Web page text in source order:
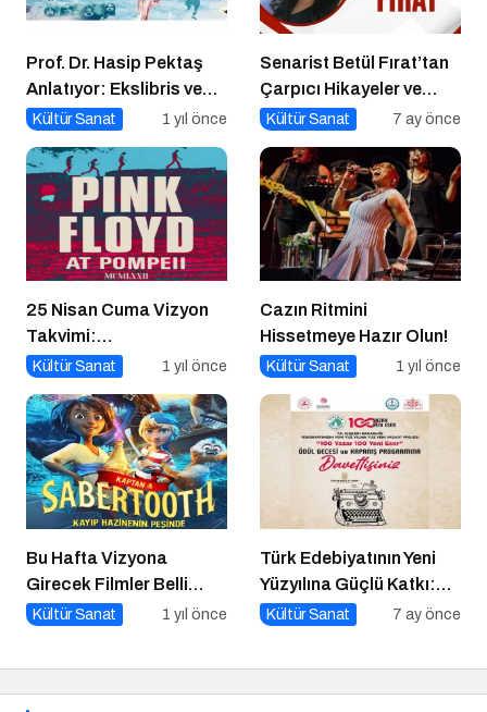
Prof. Dr. Hasip Pektaş
Anlatıyor: Ekslibris ve
Yeni Kültürel Formlar
Kültür Sanat 1 yıl önce
Senarist Betül Fırat’tan
Çarpıcı Hikayeler ve
Şarkılar
Kültür Sanat 7 ay önce
25 Nisan Cuma Vizyon
Takvimi:
Sinemaseverleri
Kültür Sanat 1 yıl önce
Cazın Ritmini
Hissetmeye Hazır Olun!
Kültür Sanat 1 yıl önce
Bu Hafta Vizyona
Girecek Filmler Belli
Oldu: Sinema Keyfi
Kültür Sanat 1 yıl önce
Türk Edebiyatının Yeni
Yüzyılına Güçlü Katkı:
“100 Yazar 100 Yeni
Kültür Sanat 7 ay önce